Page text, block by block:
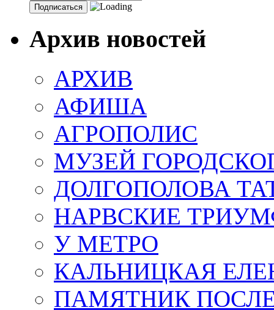
Архив новостей
АРХИВ
АФИША
АГРОПОЛИС
МУЗЕЙ
ДОЛГОПОЛОВА
НАРВСКИЕ
У МЕТРО
КАЛЬНИЦКАЯ
ПАМЯТНИК